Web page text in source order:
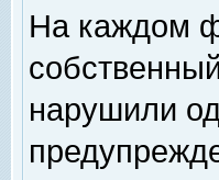
На каждом
нарушили